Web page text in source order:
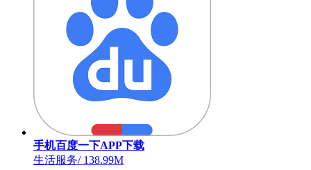
手机百度一下APP下载
生活服务/138.99M